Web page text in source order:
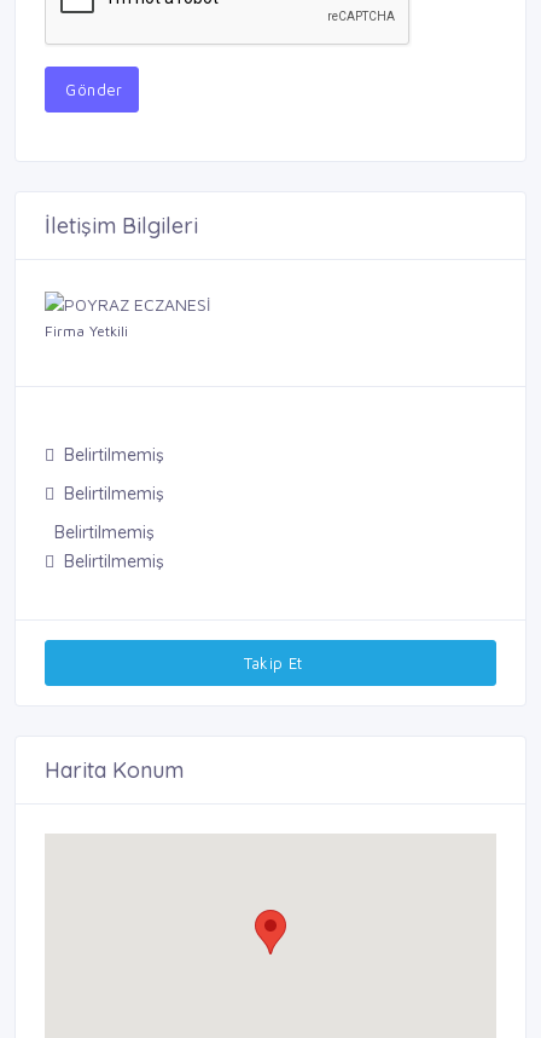
Gönder
İletişim Bilgileri
Firma Yetkili
Belirtilmemiş
Belirtilmemiş
Belirtilmemiş
Belirtilmemiş
Takip Et
Harita Konum